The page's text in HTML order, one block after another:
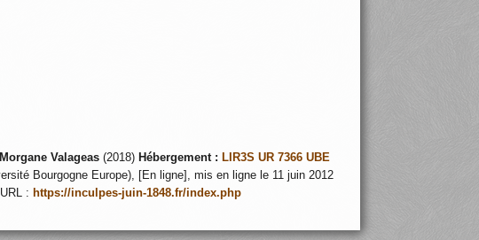
Morgane Valageas(2018) Hébergement : LIR3S UR 7366 UBE
Bourgogne Europe), [En ligne], mis en ligne le 11 juin 2012
: https://inculpes-juin-1848.fr/index.php